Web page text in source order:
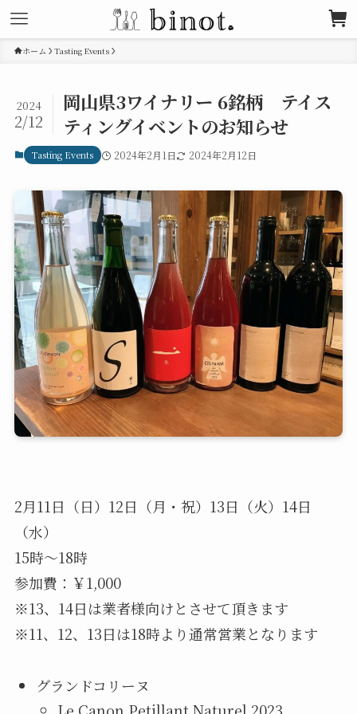
ホーム Tasting Events
岡山県3ワイナリー 6銘柄 テイス
ティングイベントのお知らせ
2024
2/12
Tasting Events 2024年2月1日 2024年2月12日
2月11日（日）12日（月・祝）13日（火）14日
（水）
15時〜18時
参加費：￥1,000
※13、14日は業者様向けとさせて頂きます
※11、12、13日は18時より通常営業となります
グランドコリーヌ
Le Canon Petillant Naturel 2023